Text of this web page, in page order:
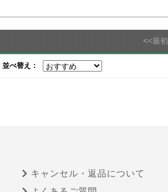
<<最初
並べ替え：
キャンセル・返品について